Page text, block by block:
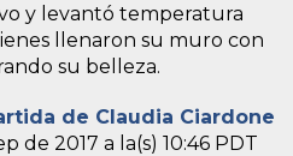
y levantó temperatura
llenaron su muro con
su belleza.
de Claudia Ciardone
de 2017 a la(s) 10:46 PDT